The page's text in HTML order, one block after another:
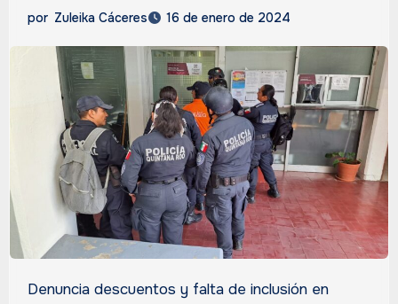
por Zuleika Cáceres 16 de enero de 2024
Denuncia descuentos y falta de inclusión en